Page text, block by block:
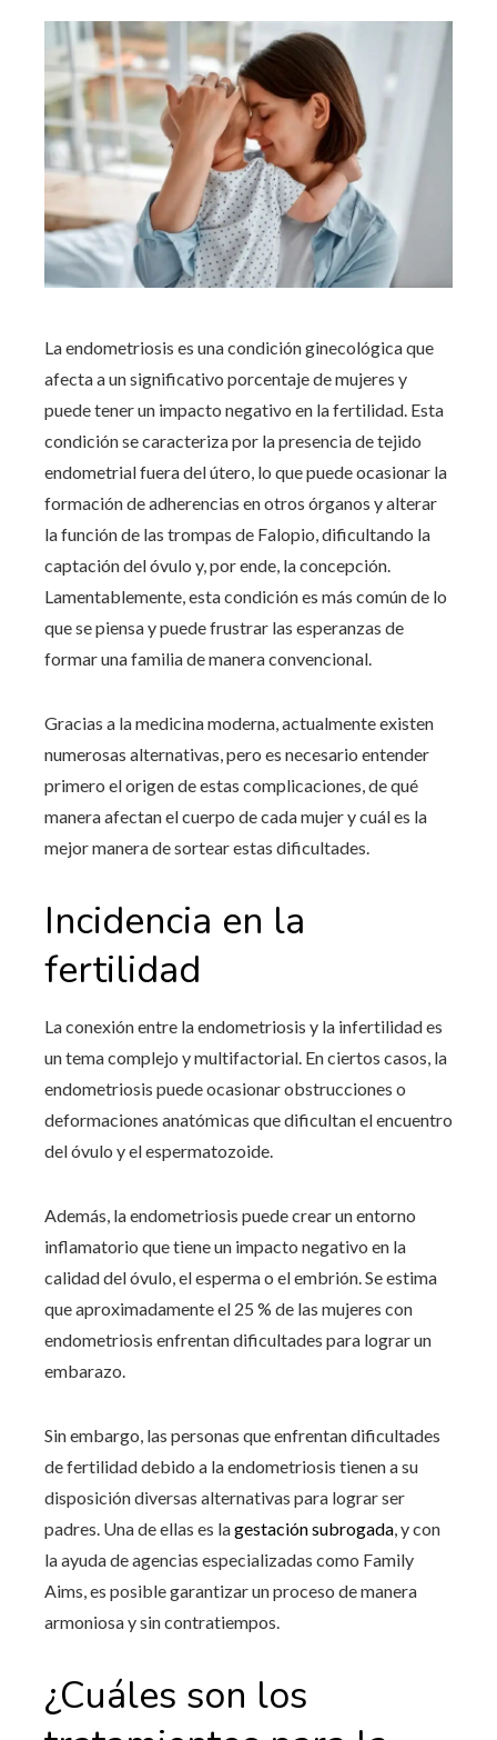
La endometriosis es una condición ginecológica que
afecta a un significativo porcentaje de mujeres y
puede tener un impacto negativo en la fertilidad. Esta
condición se caracteriza por la presencia de tejido
endometrial fuera del útero, lo que puede ocasionar la
formación de adherencias en otros órganos y alterar
la función de las trompas de Falopio, dificultando la
captación del óvulo y, por ende, la concepción.
Lamentablemente, esta condición es más común de lo
que se piensa y puede frustrar las esperanzas de
formar una familia de manera convencional.
Gracias a la medicina moderna, actualmente existen
numerosas alternativas, pero es necesario entender
primero el origen de estas complicaciones, de qué
manera afectan el cuerpo de cada mujer y cuál es la
mejor manera de sortear estas dificultades.
Incidencia en la
fertilidad
La conexión entre la endometriosis y la infertilidad es
un tema complejo y multifactorial. En ciertos casos, la
endometriosis puede ocasionar obstrucciones o
deformaciones anatómicas que dificultan el encuentro
del óvulo y el espermatozoide.
Además, la endometriosis puede crear un entorno
inflamatorio que tiene un impacto negativo en la
calidad del óvulo, el esperma o el embrión. Se estima
que aproximadamente el 25 % de las mujeres con
endometriosis enfrentan dificultades para lograr un
embarazo.
Sin embargo, las personas que enfrentan dificultades
de fertilidad debido a la endometriosis tienen a su
disposición diversas alternativas para lograr ser
padres. Una de ellas es lagestación subrogada , y con
la ayuda de agencias especializadas como Family
Aims, es posible garantizar un proceso de manera
armoniosa y sin contratiempos.
¿Cuáles son los